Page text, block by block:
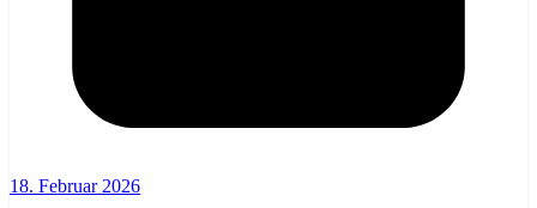
18. Februar 2026